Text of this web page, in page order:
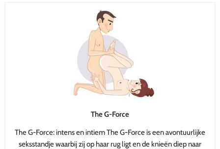
The G-Force
The G-Force: intens en intiem The G-Force is een avontuurlijke
seksstandje waarbij zij op haar rug ligt en de knieën diep naar